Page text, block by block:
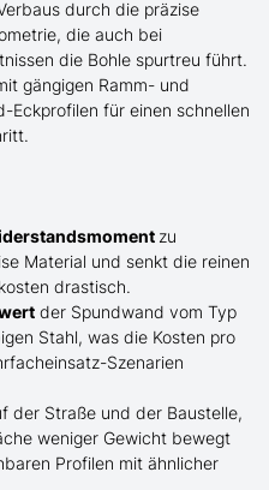
durch die präzise
die auch bei
die Bohle spurtreu führt.
gängigen Ramm- und
Eckprofilen für einen schnellen
zu
Material und senkt die reinen
drastisch.
der Spundwand vom Typ
Stahl, was die Kosten pro
Szenarien
der Straße und der Baustelle,
weniger Gewicht bewegt
Profilen mit ähnlicher